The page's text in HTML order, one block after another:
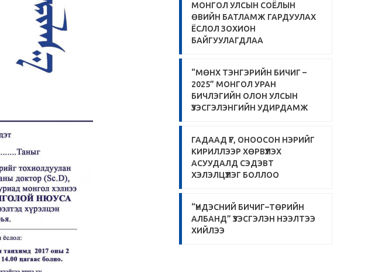
МОНГОЛ УЛСЫН СОЁЛЫН
ӨВИЙН БАТЛАМЖ ГАРДУУЛАХ
ЁСЛОЛ ЗОХИОН
БАЙГУУЛАГДЛАА
“МӨНХ ТЭНГЭРИЙН БИЧИГ –
2025” МОНГОЛ УРАН
БИЧЛЭГИЙН ОЛОН УЛСЫН
ҮЗЭСГЭЛЭНГИЙН УДИРДАМЖ
ГАДААД ҮГ, ОНООСОН НЭРИЙГ
КИРИЛЛЭЭР ХӨРВҮҮЛЭХ
АСУУДАЛД СЭДЭВТ
ХЭЛЭЛЦҮҮЛЭГ БОЛЛОО
“ҮНДЭСНИЙ БИЧИГ–ТӨРИЙН
АЛБАНД” ҮЗЭСГЭЛЭН НЭЭЛТЭЭ
ХИЙЛЭЭ